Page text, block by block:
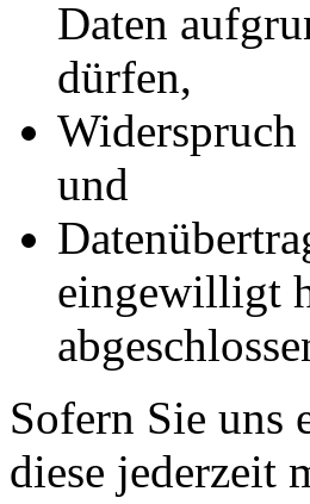
Daten
dürfen,
Widerspruch
und
eingewilligt
Sofern Sie uns
diese jederzeit